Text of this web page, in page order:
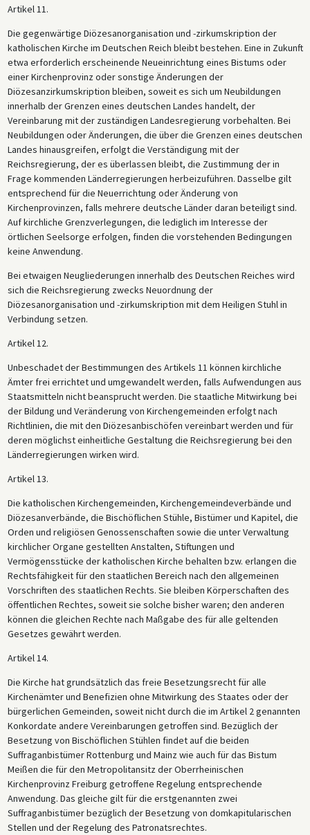
Artikel 11.
Die gegenwärtige Diözesanorganisation und -zirkumskription der
katholischen Kirche im Deutschen Reich bleibt bestehen. Eine in Zukunft
etwa erforderlich erscheinende Neueinrichtung eines Bistums oder
einer Kirchenprovinz oder sonstige Änderungen der
Diözesanzirkumskription bleiben, soweit es sich um Neubildungen
innerhalb der Grenzen eines deutschen Landes handelt, der
Vereinbarung mit der zuständigen Landesregierung vorbehalten. Bei
Neubildungen oder Änderungen, die über die Grenzen eines deutschen
Landes hinausgreifen, erfolgt die Verständigung mit der
Reichsregierung, der es überlassen bleibt, die Zustimmung der in
Frage kommenden Länderregierungen herbeizuführen. Dasselbe gilt
entsprechend für die Neuerrichtung oder Änderung von
Kirchenprovinzen, falls mehrere deutsche Länder daran beteiligt sind.
Auf kirchliche Grenzverlegungen, die lediglich im Interesse der
örtlichen Seelsorge erfolgen, finden die vorstehenden Bedingungen
keine Anwendung.
Bei etwaigen Neugliederungen innerhalb des Deutschen Reiches wird
sich die Reichsregierung zwecks Neuordnung der
Diözesanorganisation und -zirkumskription mit dem Heiligen Stuhl in
Verbindung setzen.
Artikel 12.
Unbeschadet der Bestimmungen des Artikels 11 können kirchliche
Ämter frei errichtet und umgewandelt werden, falls Aufwendungen aus
Staatsmitteln nicht beansprucht werden. Die staatliche Mitwirkung bei
der Bildung und Veränderung von Kirchengemeinden erfolgt nach
Richtlinien, die mit den Diözesanbischöfen vereinbart werden und für
deren möglichst einheitliche Gestaltung die Reichsregierung bei den
Länderregierungen wirken wird.
Artikel 13.
Die katholischen Kirchengemeinden, Kirchengemeindeverbände und
Diözesanverbände, die Bischöflichen Stühle, Bistümer und Kapitel, die
Orden und religiösen Genossenschaften sowie die unter Verwaltung
kirchlicher Organe gestellten Anstalten, Stiftungen und
Vermögensstücke der katholischen Kirche behalten bzw. erlangen die
Rechtsfähigkeit für den staatlichen Bereich nach den allgemeinen
Vorschriften des staatlichen Rechts. Sie bleiben Körperschaften des
öffentlichen Rechtes, soweit sie solche bisher waren; den anderen
können die gleichen Rechte nach Maßgabe des für alle geltenden
Gesetzes gewährt werden.
Artikel 14.
Die Kirche hat grundsätzlich das freie Besetzungsrecht für alle
Kirchenämter und Benefizien ohne Mitwirkung des Staates oder der
bürgerlichen Gemeinden, soweit nicht durch die im Artikel 2 genannten
Konkordate andere Vereinbarungen getroffen sind. Bezüglich der
Besetzung von Bischöflichen Stühlen findet auf die beiden
Suffraganbistümer Rottenburg und Mainz wie auch für das Bistum
Meißen die für den Metropolitansitz der Oberrheinischen
Kirchenprovinz Freiburg getroffene Regelung entsprechende
Anwendung. Das gleiche gilt für die erstgenannten zwei
Suffraganbistümer bezüglich der Besetzung von domkapitularischen
Stellen und der Regelung des Patronatsrechtes.